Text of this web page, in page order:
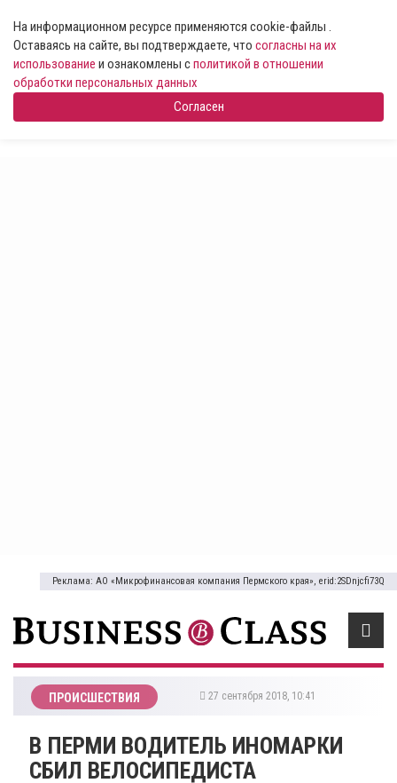
На информационном ресурсе применяются cookie-файлы .
Оставаясь на сайте, вы подтверждаете, что согласны на их
использование и ознакомлены сполитикой в отношении
обработки персональных данных
Согласен
Реклама: АО «Микрофинансовая компания Пермского края», erid:2SDnjcfi73Q
ПРОИСШЕСТВИЯ 27 сентября 2018, 10:41
​В ПЕРМИ ВОДИТЕЛЬ ИНОМАРКИ
СБИЛ ВЕЛОСИПЕДИСТА